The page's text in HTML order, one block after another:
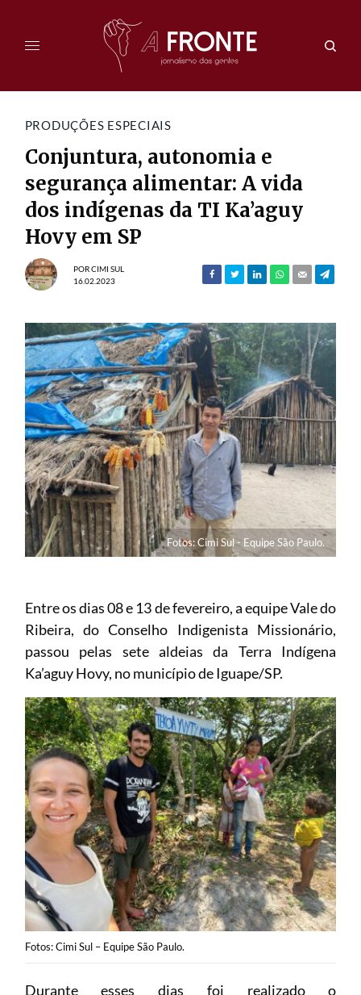
PRODUÇÕES ESPECIAIS
Conjuntura, autonomia e
segurança alimentar: A vida
dos indígenas da TI Ka’aguy
Hovy em SP
PORCIMI SUL
16.02.2023
Fotos: Cimi Sul - Equipe São Paulo.
Entre os dias 08 e 13 de fevereiro, a equipe Vale do
Ribeira, do Conselho Indigenista Missionário,
passou pelas sete aldeias da Terra Indígena
Ka’aguy Hovy, no município de Iguape/SP.
Fotos: Cimi Sul – Equipe São Paulo.
Durante esses dias foi realizado o